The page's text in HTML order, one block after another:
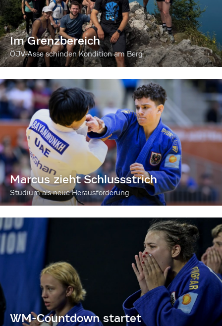
Im Grenzbereich
ÖJV-Asse schinden Kondition am Berg
Marcus zieht Schlussstrich
Studium als neue Herausforderung
WM-Countdown startet